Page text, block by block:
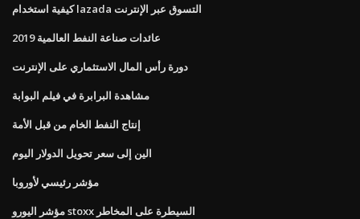
كيفية استخدام lazada التسوق عبر الإنترنت
عائدات صناعة النفط العالمية 2019
دورة رأس المال الاستثماري على الإنترنت
مشاهدة البرابرة في فيلم البوابة
إنتاج النفط الخام من قبل الأمة
الين إلى سعر تحويل الدولار اليوم
مؤشر رئيسي لأوروبا
مؤشر اليورو stoxx السيطرة على المخاطر